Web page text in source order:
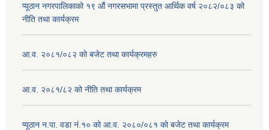
प्यूठान नगरपालिकाको १९ औं नगरसभामा प्रस्तुत आर्थिक वर्ष २०८२/०८३ को
नीति तथा कार्यक्रम
आ.व. २०८१/०८२ को बजेट तथा कार्यक्रमहरु
आ.व. २०८१/८२ को नीति तथा कार्यक्रम
प्यूठान न.पा. वडा नं.१० को आ.व. २०८०/०८१ को बजेट तथा कार्यक्रम